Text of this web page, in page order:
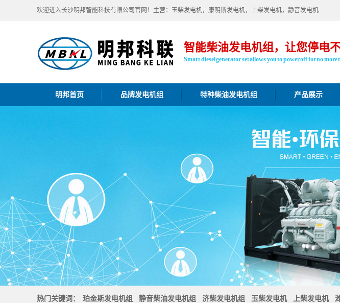
欢迎进入长沙明邦智能科技有限公司官网！主营：玉柴发电机，康明斯发电机，上柴发电机，静音发电机
智能柴油发电机组，让您停电不
Smart diesel generator set allows you to power off for no more
明邦首页 品牌发电机组 特种柴油发电机组 产品展示
热门关键词： 珀金斯发电机组 静音柴油发电机组 济柴发电机组 玉柴发电机 上柴发电机